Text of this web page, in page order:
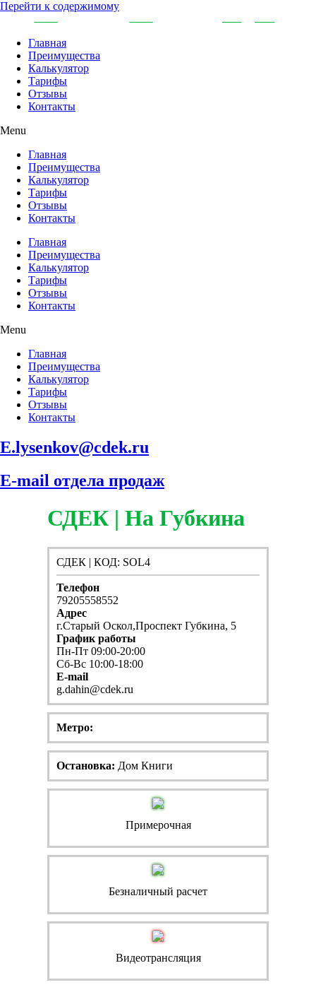
Перейти к содержимому
Главная
Преимущества
Калькулятор
Тарифы
Отзывы
Контакты
Menu
Главная
Преимущества
Калькулятор
Тарифы
Отзывы
Контакты
Главная
Преимущества
Калькулятор
Тарифы
Отзывы
Контакты
Menu
Главная
Преимущества
Калькулятор
Тарифы
Отзывы
Контакты
E.lysenkov@cdek.ru
E-mail отдела продаж
СДЕК | На Губкина
СДЕК | КОД: SOL4
Телефон
79205558552
Адрес
г.Старый Оскол,Проспект Губкина, 5
График работы
Пн-Пт 09:00-20:00
Сб-Вс 10:00-18:00
E-mail
g.dahin@cdek.ru
Метро:
Остановка: Дом Книги
Примерочная
Безналичный расчет
Видеотрансляция